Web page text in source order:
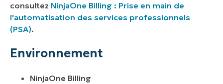
consultez NinjaOne Billing : Prise en main de
l'automatisation des services professionnels
(PSA).
Environnement
NinjaOne Billing